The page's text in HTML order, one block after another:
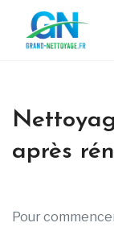
après
Pour